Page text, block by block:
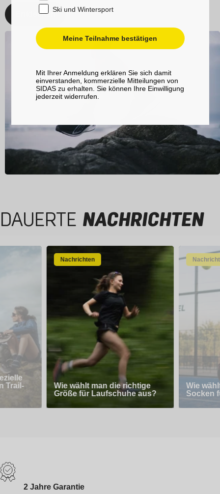
Entdecken
DAUERTE NACHRICHTEN
Trail-
Nachrichten
Wie wählt man die richtige
Größe für Laufschuhe aus?
Wie
Socken
2 Jahre Garantie
Ski und Wintersport
Meine Teilnahme bestätigen
Mit Ihrer Anmeldung erklären Sie sich damit
einverstanden, kommerzielle Mitteilungen von
SIDAS zu erhalten. Sie können Ihre Einwilligung
jederzeit widerrufen.